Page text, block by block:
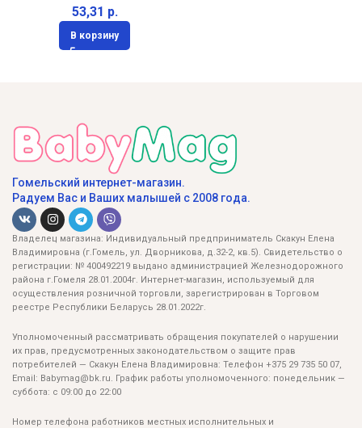
р.
В корзину
Гомельский интернет-магазин.
Радуем Вас и Ваших малышей с 2008 года.
Владелец магазина: Индивидуальный предприниматель Скакун Елена
Владимировна (г.Гомель, ул. Дворникова, д.32-2, кв.5). Свидетельство о
регистрации: № 400492219 выдано администрацией Железнодорожного
района г.Гомеля 28.01.2004г. Интернет-магазин, используемый для
осуществления розничной торговли, зарегистрирован в Торговом
реестре Республики Беларусь 28.01.2022г.
Уполномоченный рассматривать обращения покупателей о нарушении
их прав, предусмотренных законодательством о защите прав
потребителей — Скакун Елена Владимировна: Телефон +375 29 735 50 07,
Email: Babymag@bk.ru. График работы уполномоченного: понедельник —
суббота: с 09:00 до 22:00
Номер телефона работников местных исполнительных и